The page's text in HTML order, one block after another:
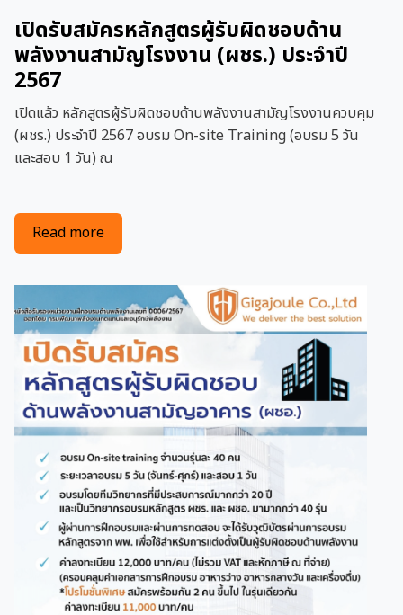
เปิดรับสมัครหลักสูตรผู้รับผิดชอบด้าน
พลังงานสามัญโรงงาน (ผชร.) ประจำปี
2567
เปิดแล้ว หลักสูตรผู้รับผิดชอบด้านพลังงานสามัญโรงงานควบคุม
(ผชร.) ประจำปี 2567 อบรม On-site Training (อบรม 5 วัน
และสอบ 1 วัน) ณ
Read moreabout เปิดรับสมัครหลักสูตรผู้รับผิดชอบด้านพลังงา